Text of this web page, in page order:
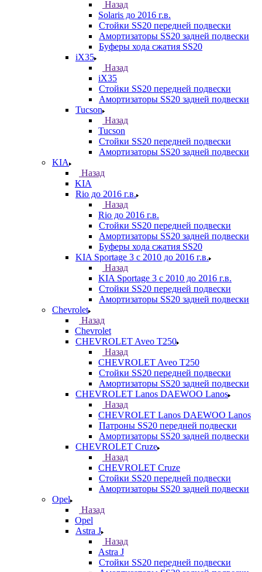
Назад
Solaris до 2016 г.в.
Стойки SS20 передней подвески
Амортизаторы SS20 задней подвески
Буферы хода сжатия SS20
iX35
Назад
iX35
Стойки SS20 передней подвески
Амортизаторы SS20 задней подвески
Tucson
Назад
Tucson
Стойки SS20 передней подвески
Амортизаторы SS20 задней подвески
KIA
Назад
KIA
Rio до 2016 г.в.
Назад
Rio до 2016 г.в.
Стойки SS20 передней подвески
Амортизаторы SS20 задней подвески
Буферы хода сжатия SS20
KIA Sportage 3 с 2010 до 2016 г.в.
Назад
KIA Sportage 3 с 2010 до 2016 г.в.
Стойки SS20 передней подвески
Амортизаторы SS20 задней подвески
Chevrolet
Назад
Chevrolet
CHEVROLET Aveo T250
Назад
CHEVROLET Aveo T250
Стойки SS20 передней подвески
Амортизаторы SS20 задней подвески
CHEVROLET Lanos DAEWOO Lanos
Назад
CHEVROLET Lanos DAEWOO Lanos
Патроны SS20 передней подвески
Амортизаторы SS20 задней подвески
CHEVROLET Cruze
Назад
CHEVROLET Cruze
Стойки SS20 передней подвески
Амортизаторы SS20 задней подвески
Opel
Назад
Opel
Astra J
Назад
Astra J
Стойки SS20 передней подвески